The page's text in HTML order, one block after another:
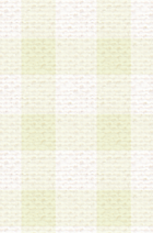
は、当
す。なお
かじめ会
a.本サー
b.本サー
c.会員か
d.その他